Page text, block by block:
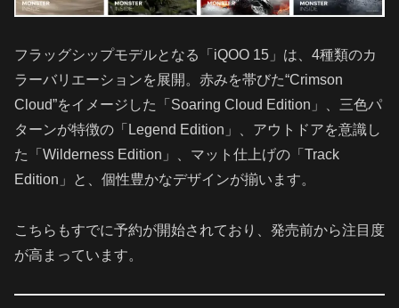
フラッグシップモデルとなる「iQOO 15」は、4種類のカ
ラーバリエーションを展開。赤みを帯びた“Crimson
Cloud”をイメージした「Soaring Cloud Edition」、三色パ
ターンが特徴の「Legend Edition」、アウトドアを意識し
た「Wilderness Edition」、マット仕上げの「Track
Edition」と、個性豊かなデザインが揃います。
こちらもすでに予約が開始されており、発売前から注目度
が高まっています。